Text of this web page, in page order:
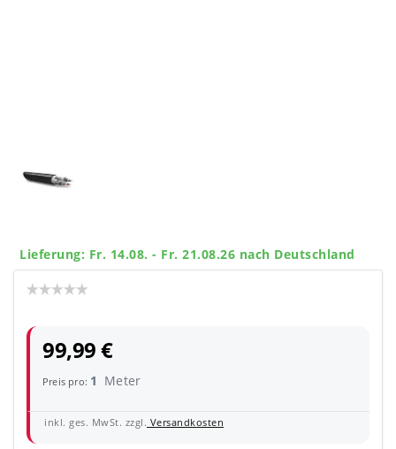
Lieferung: Fr. 14.08. - Fr. 21.08.26 nach Deutschland
99,99 €
Preis pro: 1 Meter
inkl. ges. MwSt. zzgl. Versandkosten